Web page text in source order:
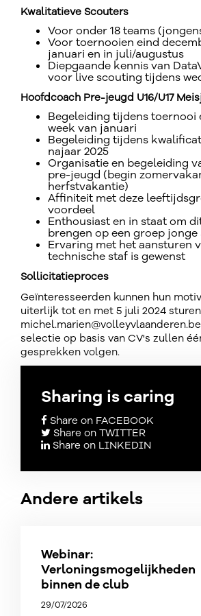
Kwalitatieve Scouters
Voor onder 18 teams
Voor toernooien eind
januari en in juli/augustus
Diepgaande kennis van
voor live scouting tijdens
Hoofdcoach Pre-jeugd U16/U17
Begeleiding tijdens toernooi
week van januari
Begeleiding tijdens
najaar 2025
Organisatie en begeleiding
pre-jeugd (begin
herfstvakantie)
Affiniteit met deze
voordeel
Enthousiast en in staat om
brengen op een groep jonge
Ervaring met het aansturen
technische staf is gewenst
Sollicitatieproces
Geïnteresseerden kunnen hun
uiterlijk tot en met 5 juli 2024
selectie op basis van CV's zullen
gesprekken volgen.
Sharing is caring
Share on FACEBOOK
Share on TWITTER
Share on LINKEDIN
Andere artikels
Webinar:
Verloningsmogelijkheden
binnen de club
29/07/2026